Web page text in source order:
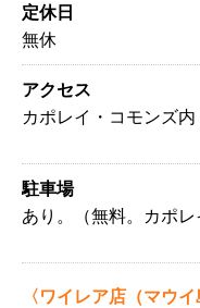
定休日
無休
アクセス
カポレイ・コモンズ内
駐車場
あり。（無料。カポレ
〈ワイレア店（マウイ